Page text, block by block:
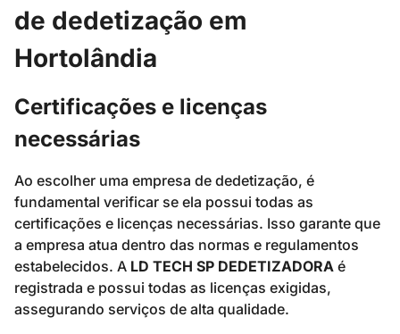
de dedetização em
Hortolândia
Certificações e licenças
necessárias
Ao escolher uma empresa de dedetização, é
fundamental verificar se ela possui todas as
certificações e licenças necessárias. Isso garante que
a empresa atua dentro das normas e regulamentos
estabelecidos. A LD TECH SP DEDETIZADORA é
registrada e possui todas as licenças exigidas,
assegurando serviços de alta qualidade.